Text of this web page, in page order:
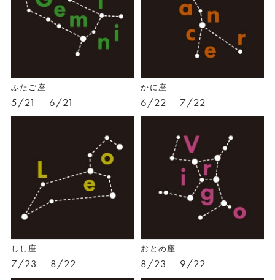
ふたご座
5/21 – 6/21
かに座
6/22 – 7/22
しし座
7/23 – 8/22
おとめ座
8/23 – 9/22